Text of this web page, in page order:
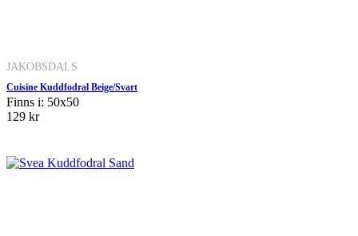
JAKOBSDALS
Cuisine Kuddfodral Beige/Svart
Finns i: 50x50
129 kr